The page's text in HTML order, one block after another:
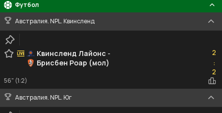
Футбол
Австралия. NPL. Квинсленд
Квинсленд Лайонс -
Брисбен Роар (мол)
2
:2
2
56" (1:2)
Австралия. NPL. Юг